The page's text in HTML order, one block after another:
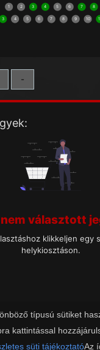
típusú sütiket
kattintással
süti tájékoztatóAz
1 2 3 4 5 6 7 8
3 4 5 6 7 8 9 10
-
nem választott
klikkeljen egy
helykiosztáson.